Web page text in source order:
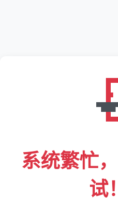
系统繁忙
试！